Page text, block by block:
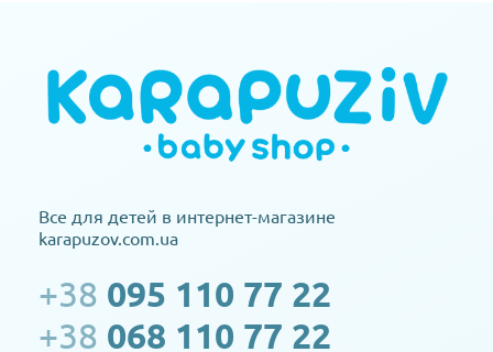
Все для детей в интернет-магазине
karapuzov.com.ua
+38 095 110 77 22
+38 068 110 77 22